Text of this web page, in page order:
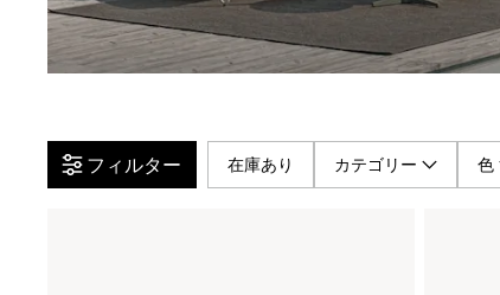
フィルター 在庫あり カテゴリー 色